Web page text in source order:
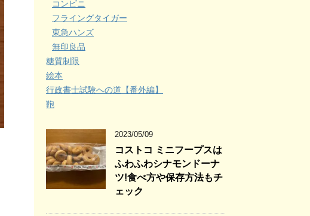
コンビニ
フライングタイガー
東急ハンズ
無印良品
糖質制限
絵本
行政書士試験への道【番外編】
鞄
2023/05/09
コストコ ミニフープスは
ふわふわシナモンドーナ
ツ!食べ方や保存方法もチ
ェック